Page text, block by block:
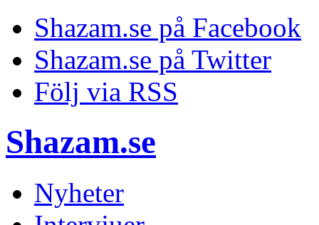
Shazam.se på Facebook
Shazam.se på Twitter
Följ via RSS
Shazam.se
Nyheter